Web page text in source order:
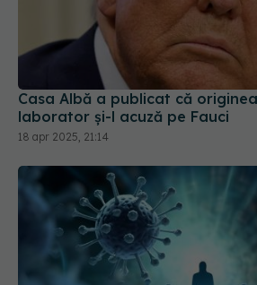
Casa Albă a publicat că
laborator și-l acuză pe Fauci
18 apr 2025, 21:14